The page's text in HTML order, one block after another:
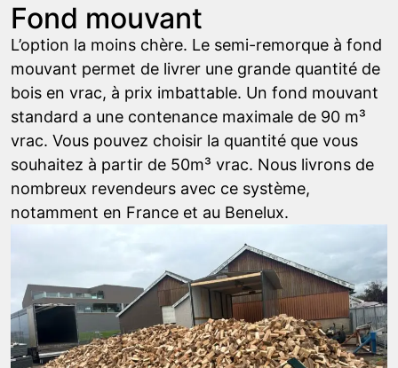
Fond mouvant
L’option la moins chère. Le semi-remorque à fond
mouvant permet de livrer une grande quantité de
bois en vrac, à prix imbattable. Un fond mouvant
standard a une contenance maximale de 90 m³
vrac. Vous pouvez choisir la quantité que vous
souhaitez à partir de 50m³ vrac. Nous livrons de
nombreux revendeurs avec ce système,
notamment en France et au Benelux.